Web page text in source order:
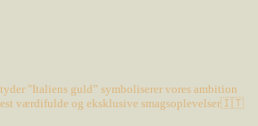
"Italiens guld” symboliserer vores ambition
værdifulde og eksklusive smagsoplevelser🇮🇹